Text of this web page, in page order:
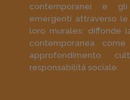
contemporanei e
emergenti attraverso
loro murales; diffonde
contemporanea
approfondimento
responsabilità sociale.